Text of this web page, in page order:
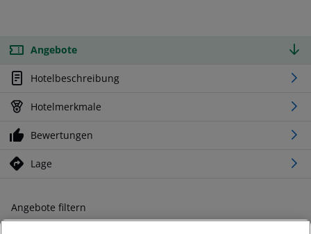
Angebote
Hotelbeschreibung
Hotelmerkmale
Bewertungen
Lage
Angebote filtern
Ändern Sie Ihre Kriterien nach Ihren Wünschen